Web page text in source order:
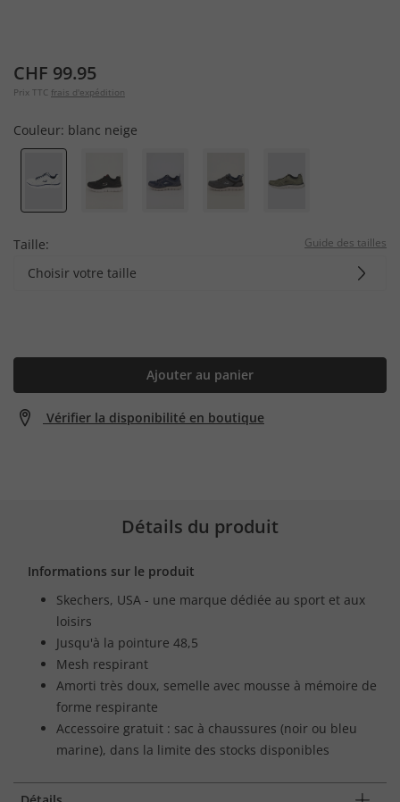
CHF 99.95
Prix TTC frais d'expédition
Couleur: blanc neige
Taille: Guide des tailles
Choisir votre taille
Ajouter au panier
Vérifier la disponibilité en boutique
Détails du produit
Informations sur le produit
Skechers, USA - une marque dédiée au sport et aux
loisirs
Jusqu'à la pointure 48,5
Mesh respirant
Amorti très doux, semelle avec mousse à mémoire de
forme respirante
Accessoire gratuit : sac à chaussures (noir ou bleu
marine), dans la limite des stocks disponibles